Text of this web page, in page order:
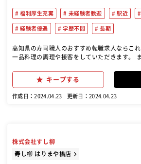
福利厚生充実 未経験者歓迎 駅近
経験者優遇 学歴不問 長期
高知県の寿司職人のおすすめ転職求人ならこれ！ 基本の仕事は寿
一品料理の調理や接客をしていただきます。
売上管理、アルバイトの面接・育成、メニュ
く店長を目指して頂くためには店舗マネジメ
キープする
作成日：2024.04.23 更新日：2024.04.23
株式会社すし柳
寿し柳 はりまや橋店